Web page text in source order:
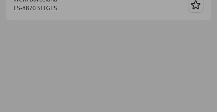
ES-8870 SITGES